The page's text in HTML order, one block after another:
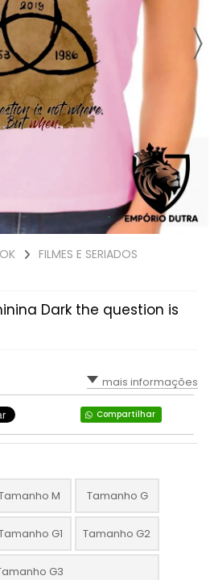
FILMES E SERIADOS
Dark the question is
mais informações
Compartilhar
M Tamanho G
G1 Tamanho G2
G3